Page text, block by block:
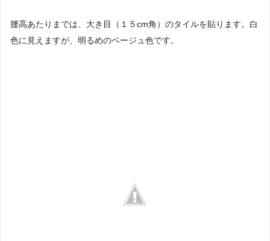
腰高あたりまでは、大き目（１５cm角）のタイルを貼ります。白
色に見えますが、明るめのベージュ色です。